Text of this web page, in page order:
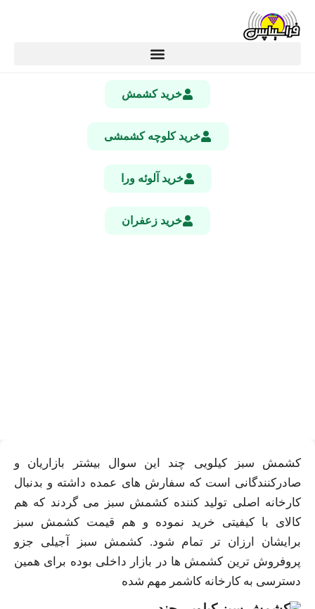
خرید کشمش
خرید کلوچه کشمشی
خرید آلوئه ورا
خرید زعفران
کشمش سبز کیلویی چند این سوال بیشتر بازاریان و
صادرکنندگانی است که سفارش های عمده داشته و بدنبال
کارخانه اصلی تولید کننده کشمش سبز می گردند که هم
کالای با کیفیتی خرید نموده و هم قیمت کشمش سبز
برایشان ارزان تر تمام شود. کشمش سبز آجیلی جزو
پروفروش ترین کشمش ها در بازار داخلی بوده برای همین
دسترسی به کارخانه کاشمر مهم شده